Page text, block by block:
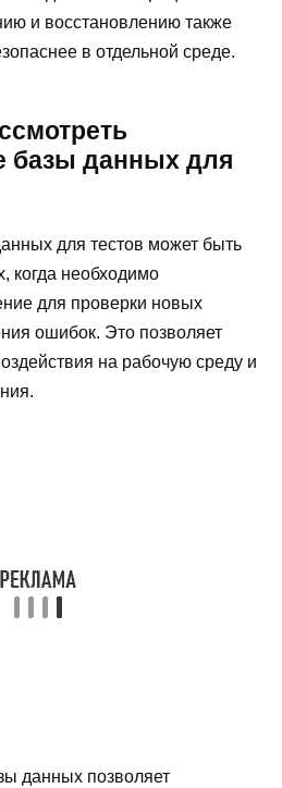
и восстановлению также
в отдельной среде.
базы данных для
для тестов может быть
когда необходимо
для проверки новых
ошибок. Это позволяет
на рабочую среду и
данных позволяет